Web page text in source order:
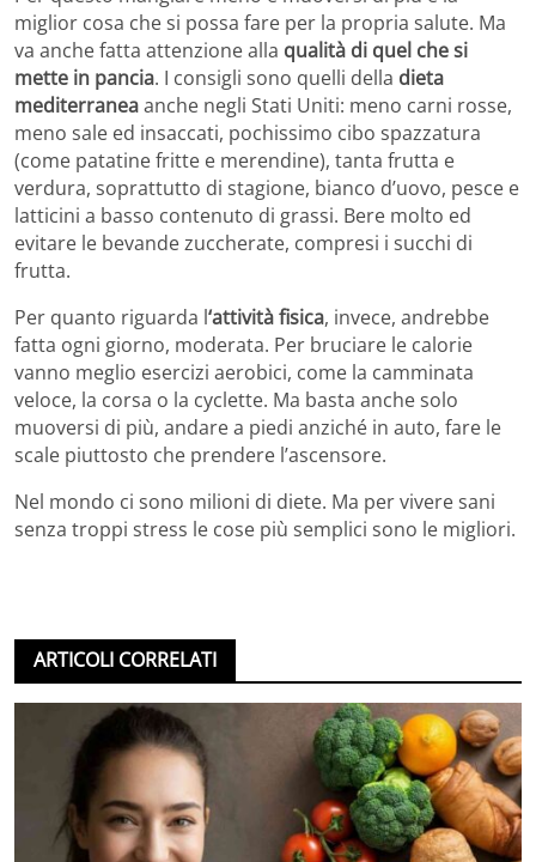
miglior cosa che si possa fare per la propria salute. Ma
va anche fatta attenzione alla qualità di quel che si
mette in pancia. I consigli sono quelli della dieta
mediterraneaanche negli Stati Uniti: meno carni rosse,
meno sale ed insaccati, pochissimo cibo spazzatura
(come patatine fritte e merendine), tanta frutta e
verdura, soprattutto di stagione, bianco d’uovo, pesce e
latticini a basso contenuto di grassi. Bere molto ed
evitare le bevande zuccherate, compresi i succhi di
frutta.
Per quanto riguarda l‘attività fisica, invece, andrebbe
fatta ogni giorno, moderata. Per bruciare le calorie
vanno meglio esercizi aerobici, come la camminata
veloce, la corsa o la cyclette. Ma basta anche solo
muoversi di più, andare a piedi anziché in auto, fare le
scale piuttosto che prendere l’ascensore.
Nel mondo ci sono milioni di diete. Ma per vivere sani
senza troppi stress le cose più semplici sono le migliori.
ARTICOLI CORRELATI